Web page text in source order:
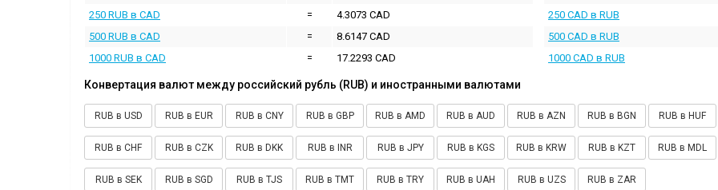
250 RUB в CAD
=
4.3073 CAD
500 RUB в CAD
=
8.6147 CAD
1000 RUB в CAD
= 17.2293 CAD
250 CAD в RUB
500 CAD в RUB
1000 CAD в RUB
Конвертация валют между российский рубль (RUB) и иностранными валютами
RUB в USD RUB в EUR RUB в CNY RUB в GBP RUB в AMD RUB в AUD RUB в AZN RUB в BGN RUB в HUF
RUB в CHF RUB в CZK RUB в DKK RUB в INR RUB в JPY RUB в KGS RUB в KRW RUB в KZT RUB в MDL
RUB в SEK RUB в SGD RUB в TJS RUB в TMT RUB в TRY RUB в UAH RUB в UZS RUB в ZAR